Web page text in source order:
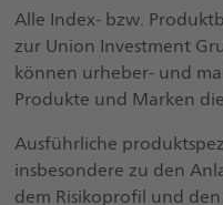
Alle Index- bzw.
zur Union Investment
können urheber- und
Produkte und Marken
Ausführliche
insbesondere zu den
dem Risikoprofil und